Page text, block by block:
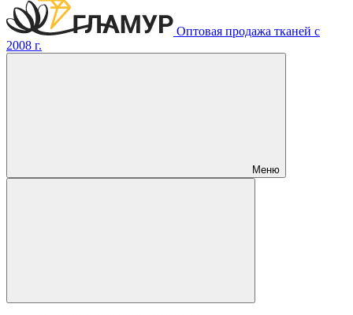
Оптовая продажа тканей с
2008 г.
Меню